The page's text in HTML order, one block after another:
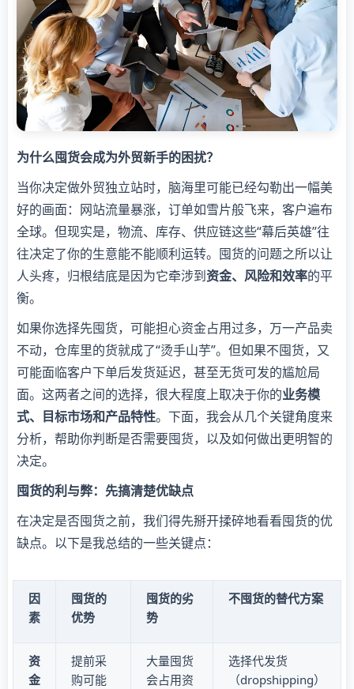
为什么囤货会成为外贸新手的困扰？
当你决定做外贸独立站时，脑海里可能已经勾勒出一幅美
好的画面：网站流量暴涨，订单如雪片般飞来，客户遍布
全球。但现实是，物流、库存、供应链这些“幕后英雄”往
往决定了你的生意能不能顺利运转。囤货的问题之所以让
人头疼，归根结底是因为它牵涉到资金、风险和效率的平
衡。
如果你选择先囤货，可能担心资金占用过多，万一产品卖
不动，仓库里的货就成了“烫手山芋”。但如果不囤货，又
可能面临客户下单后发货延迟，甚至无货可发的尴尬局
面。这两者之间的选择，很大程度上取决于你的业务模
式、目标市场和产品特性。下面，我会从几个关键角度来
分析，帮助你判断是否需要囤货，以及如何做出更明智的
决定。
囤货的利与弊：先搞清楚优缺点
在决定是否囤货之前，我们得先掰开揉碎地看看囤货的优
缺点。以下是我总结的一些关键点：
因
素
囤货的
优势
囤货的劣
势
不囤货的替代方案
资
金
提前采
购可能
大量囤货
会占用资
选择代发货
（dropshipping）